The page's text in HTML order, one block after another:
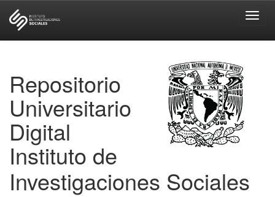
Repositorio
Universitario
Digital
Instituto de
Investigaciones Sociales